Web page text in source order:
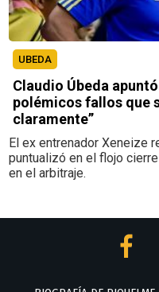
UBEDA
Claudio Úbeda
polémicos fallos que
claramente”
El ex entrenador Xeneize
puntualizó en el flojo
en el arbitraje.